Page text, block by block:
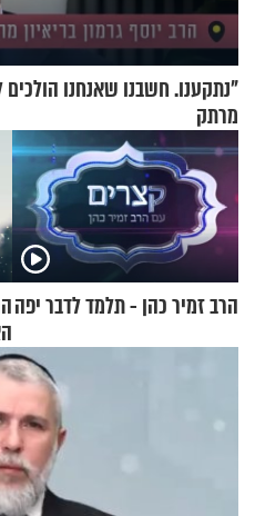
"נתקענו. חשבנו שאנחנו הולכים
מרתק
הרב זמיר כהן - תלמד לדבר יפה